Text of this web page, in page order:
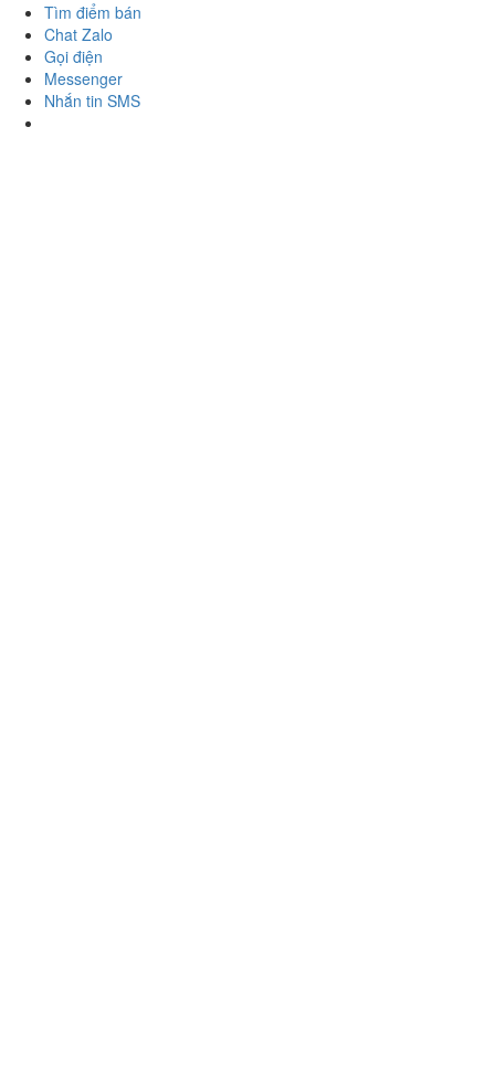
Tìm điểm bán
Chat Zalo
Gọi điện
Messenger
Nhắn tin SMS